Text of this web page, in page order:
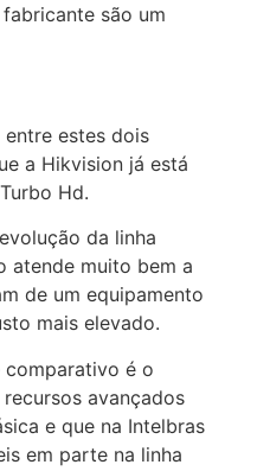
são um
estes dois
a Hikvision já está
Hd.
da linha
atende muito bem a
de um equipamento
mais elevado.
comparativo é o
avançados
e que na Intelbras
em parte na linha